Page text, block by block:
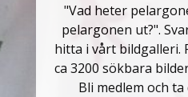
"Vad heter
pelargonen ut?".
hitta i vårt bildgalleri.
ca 3200 sökbara
Bli medlem och